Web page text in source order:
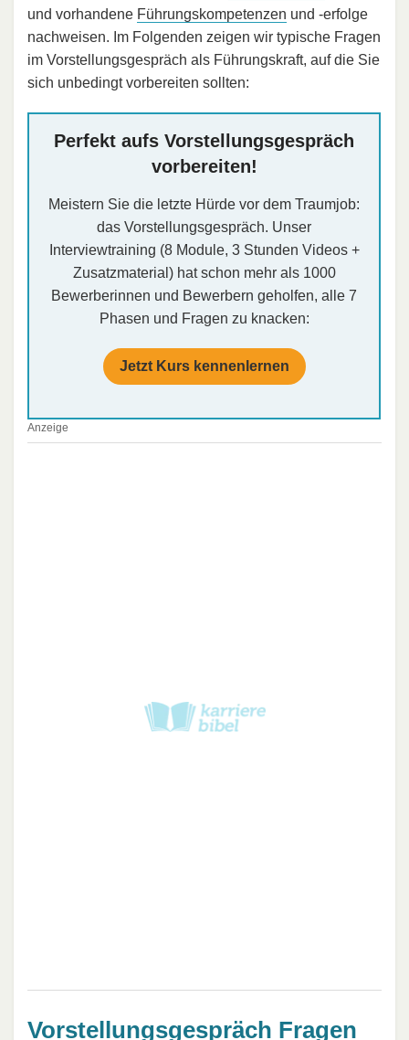
und vorhandene Führungskompetenzen und -erfolge
nachweisen. Im Folgenden zeigen wir typische Fragen
im Vorstellungsgespräch als Führungskraft, auf die Sie
sich unbedingt vorbereiten sollten:
Perfekt aufs Vorstellungsgespräch
vorbereiten!
Meistern Sie die letzte Hürde vor dem Traumjob:
das Vorstellungsgespräch. Unser
Interviewtraining (8 Module, 3 Stunden Videos +
Zusatzmaterial) hat schon mehr als 1000
Bewerberinnen und Bewerbern geholfen, alle 7
Phasen und Fragen zu knacken:
Jetzt Kurs kennenlernen
Anzeige
Vorstellungsgespräch Fragen